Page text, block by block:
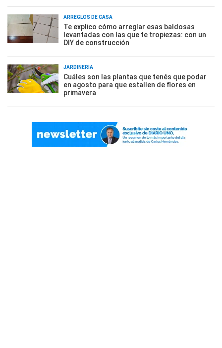
ARREGLOS DE CASA
Te explico cómo arreglar esas baldosas
levantadas con las que te tropiezas: con un
DIY de construcción
JARDINERÍA
Cuáles son las plantas que tenés que podar
en agosto para que estallen de flores en
primavera